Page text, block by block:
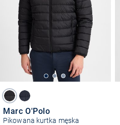
Marc O'Polo
Pikowana kurtka męska